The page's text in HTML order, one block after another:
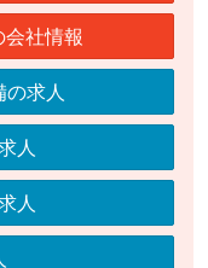
社情報
求人
人
人